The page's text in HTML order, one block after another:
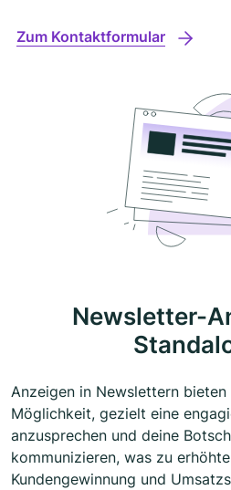
Zum Kontaktformular
Newsletter-
Anzeigen in Newslettern
Möglichkeit, gezielt eine
anzusprechen und deine
kommunizieren, was zu
Kundengewinnung und